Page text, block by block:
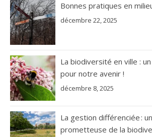
Bonnes pratiques en
décembre 22, 2025
La biodiversité en ville :
pour notre avenir !
décembre 8, 2025
La gestion différenciée :
prometteuse de la